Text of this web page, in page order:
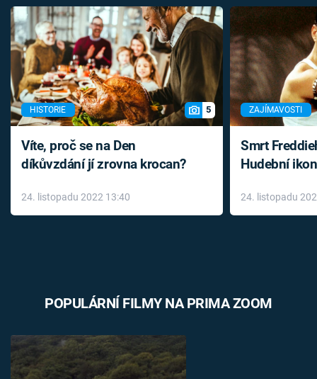
HISTORIE 5
Víte, proč se na Den
díkůvzdání jí zrovna krocan?
24. listopadu 2022 13:40
ZAJÍMAVOSTI
Smrt
Hudební
léky
24. listopadu
POPULÁRNÍ FILMY NA PRIMA ZOOM